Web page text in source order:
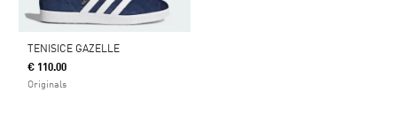
TENISICE GAZELLE
€ 110.00
Originals